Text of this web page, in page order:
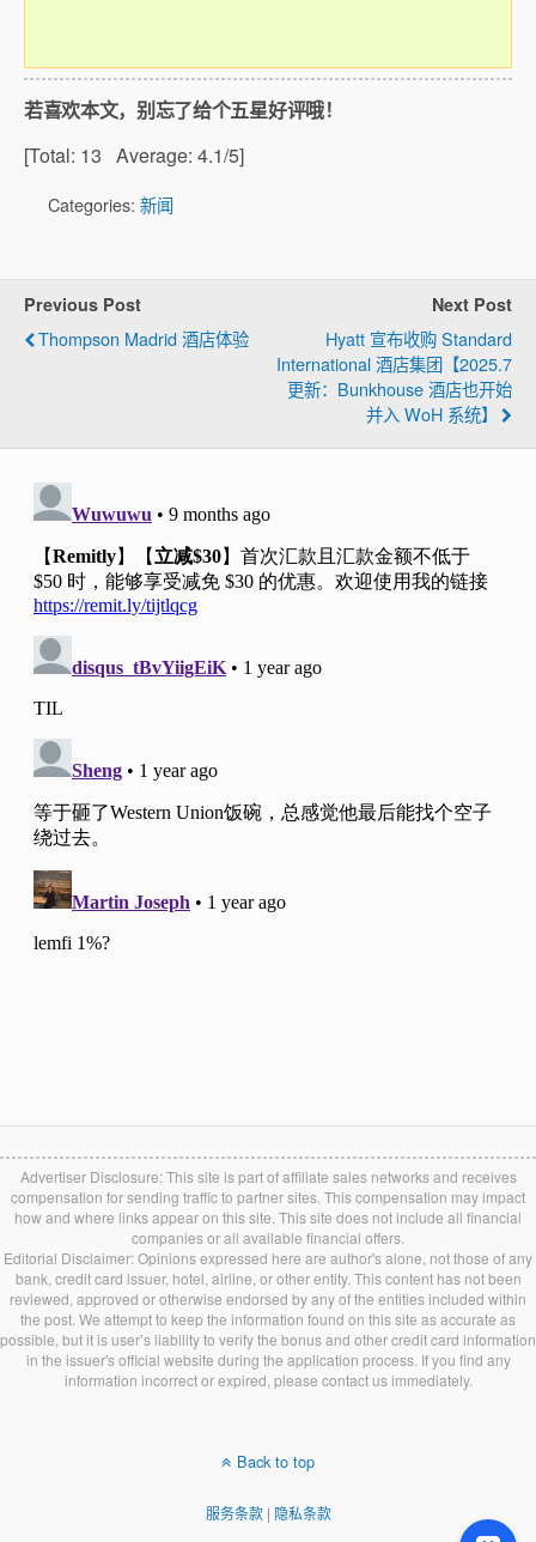
若喜欢本文，别忘了给个五星好评哦！
[Total: 13 Average: 4.1/5]
Categories: 新闻
Previous Post
Thompson Madrid 酒店体验
Next Post
Hyatt 宣布收购 Standard
International 酒店集团【2025.7
更新：Bunkhouse 酒店也开始
并入 WoH 系统】
Advertiser Disclosure: This site is part of affiliate sales networks and receives
compensation for sending traffic to partner sites. This compensation may impact
how and where links appear on this site. This site does not include all financial
companies or all available financial offers.
Editorial Disclaimer: Opinions expressed here are author's alone, not those of any
bank, credit card issuer, hotel, airline, or other entity. This content has not been
reviewed, approved or otherwise endorsed by any of the entities included within
the post. We attempt to keep the information found on this site as accurate as
possible, but it is user’s liability to verify the bonus and other credit card information
in the issuer's official website during the application process. If you find any
information incorrect or expired, please contact us immediately.
Back to top
服务条款| 隐私条款